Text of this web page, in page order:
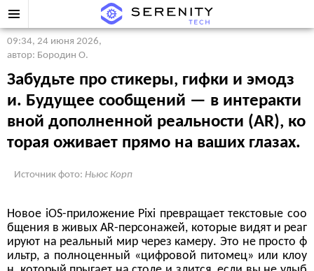
09:34, 24 июня 2026,
автор: Бородин О.
Забудьте про стикеры, гифки и эмодз
и. Будущее сообщений — в интеракти
вной дополненной реальности (AR), ко
торая оживает прямо на ваших глазах.
Источник фото: Ньюс Корп
Новое iOS-приложение Pixi превращает текстовые соо
бщения в живых AR-персонажей, которые видят и реаг
ируют на реальный мир через камеру. Это не просто ф
ильтр, а полноценный «цифровой питомец» или клоу